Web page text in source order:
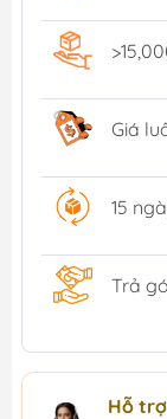
Giá
15
Trả
Hỗ